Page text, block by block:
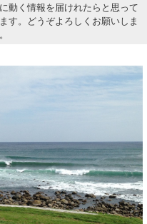
動く情報を届けれたらと思って
す。どうぞよろしくお願いしま
to